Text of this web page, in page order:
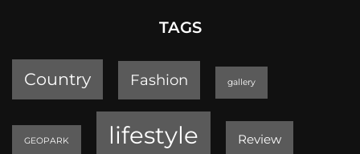
TAGS
Country Fashion gallery
GEOPARK lifestyle Review